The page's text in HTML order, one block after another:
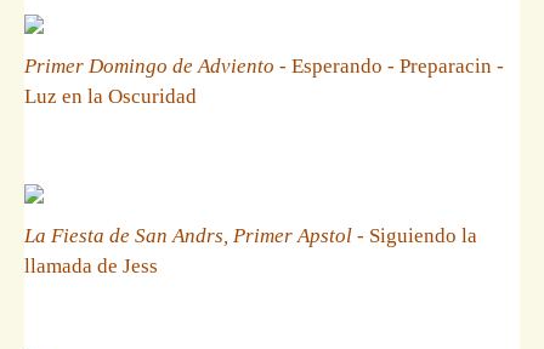
Primer Domingo de Adviento - Esperando - Preparacin -
Luz en la Oscuridad
La Fiesta de San Andrs, Primer Apstol - Siguiendo la
llamada de Jess